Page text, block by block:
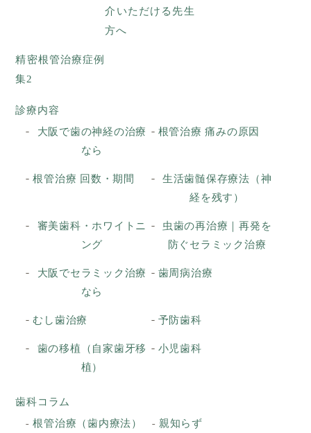
介いただける先生
方へ
精密根管治療症例
集2
診療内容
大阪で歯の神経の治療
なら
根管治療 痛みの原因
根管治療 回数・期間
生活歯髄保存療法（神
経を残す）
審美歯科・ホワイトニ
ング
虫歯の再治療｜再発を
防ぐセラミック治療
大阪でセラミック治療
なら
歯周病治療
むし歯治療 予防歯科
歯の移植（自家歯牙移
植）
小児歯科
歯科コラム
根管治療（歯内療法）
親知らず